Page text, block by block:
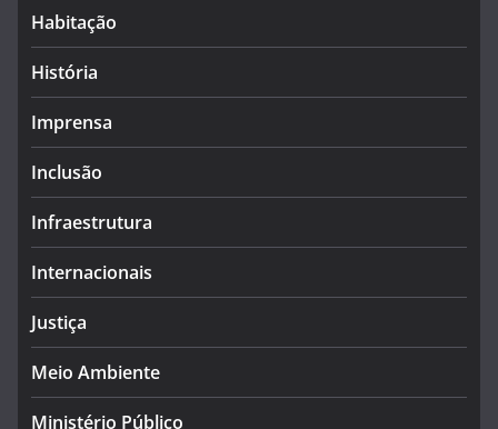
Habitação
História
Imprensa
Inclusão
Infraestrutura
Internacionais
Justiça
Meio Ambiente
Ministério Público